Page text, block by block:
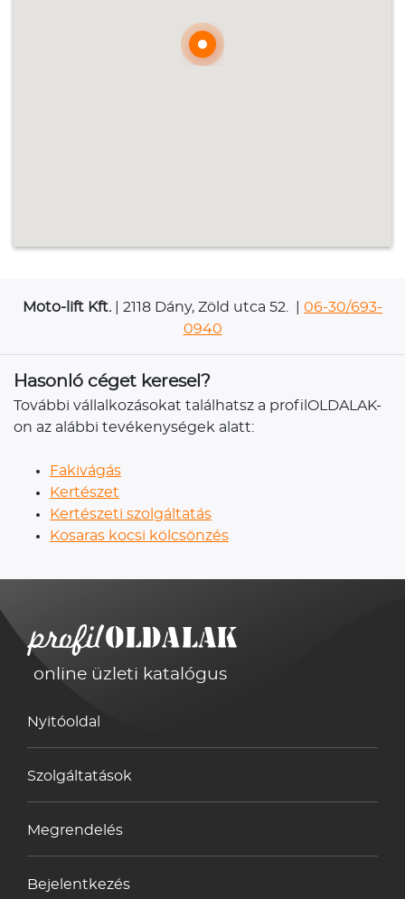
Moto-lift Kft. | 2118 Dány, Zöld utca 52. | 06-30/693-
0940
Hasonló céget keresel?
További vállalkozásokat találhatsz a profilOLDALAK-
on az alábbi tevékenységek alatt:
Fakivágás
Kertészet
Kertészeti szolgáltatás
Kosaras kocsi kölcsönzés
online üzleti katalógus
Nyitóoldal
Szolgáltatások
Megrendelés
Bejelentkezés